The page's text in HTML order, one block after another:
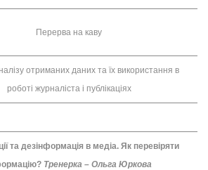
Перерва на каву
отриманих даних та їх використання в
роботі журналіста і публікаціях
та дезінформація в медіа. Як перевіряти
Тренерка – Ольга Юркова